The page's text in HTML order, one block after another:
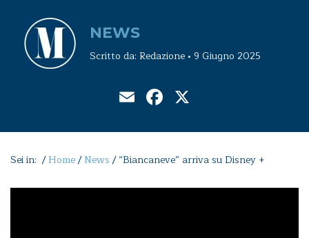
NEWS
Scritto da: Redazione • 9 Giugno 2025
EmailFacebook
Sei in: /Home/News /“Biancaneve” arriva su Disney +